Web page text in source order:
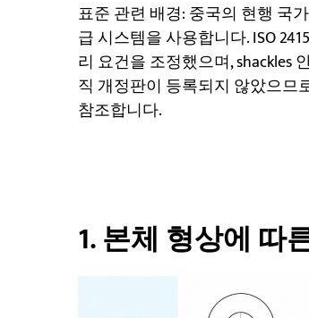
표준 관련 배경: 중국의 현행 국
급 시스템을 사용합니다. ISO
리 요건을 조정했으며, shackles
직 개정판이 등록되지 않았으므
참조합니다.
1. 본체 형상에 따